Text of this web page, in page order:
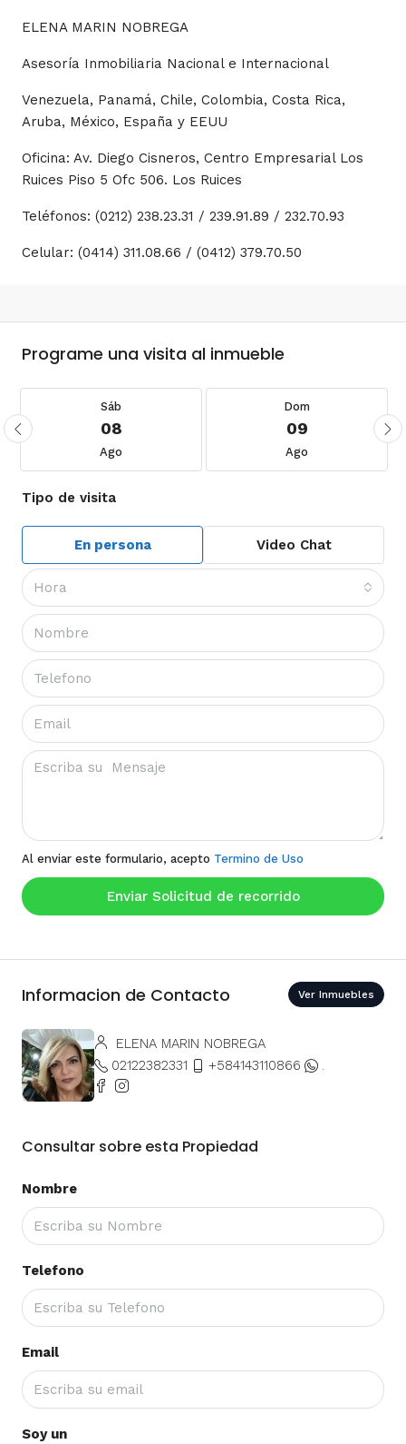
ELENA MARIN NOBREGA
Asesoría Inmobiliaria Nacional e Internacional
Venezuela, Panamá, Chile, Colombia, Costa Rica,
Aruba, México, España y EEUU
Oficina: Av. Diego Cisneros, Centro Empresarial Los
Ruices Piso 5 Ofc 506. Los Ruices
Teléfonos: (0212) 238.23.31 / 239.91.89 / 232.70.93
Celular: (0414) 311.08.66 / (0412) 379.70.50
Programe una visita al inmueble
Sáb
08
Ago
Dom
09
Ago
Tipo de visita
En persona Video Chat
Hora
Al enviar este formulario, acepto Termino de Uso
Enviar Solicitud de recorrido
Informacion de Contacto Ver Inmuebles
ELENA MARIN NOBREGA
02122382331
+584143110866 .
Consultar sobre esta Propiedad
Nombre
Telefono
Email
Soy un